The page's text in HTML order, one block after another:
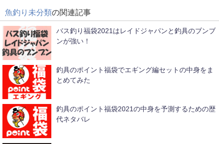
魚釣り未分類の関連記事
バス釣り福袋2021はレイドジャパンと釣具のブンブ
ンが強い！
釣具のポイント福袋でエギング編セットの中身をま
とめてみた
釣具のポイント福袋2021の中身を予測するための歴
代ネタバレ